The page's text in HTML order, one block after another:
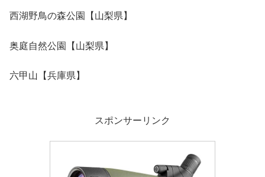
西湖野鳥の森公園【山梨県】
奥庭自然公園【山梨県】
六甲山【兵庫県】
スポンサーリンク